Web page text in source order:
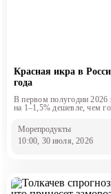
Красная икра в
года
В первом полугодии 2026
на 1–1,5% дешевле, чем
Морепродукты
10:00, 30 июля, 2026